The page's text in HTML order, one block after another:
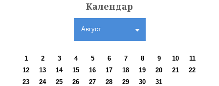
Календар
Август
1 2 3 4 5 6 7 8 9 10
11
12
13 14 15 16 17 18 19 20 21
22
23
24 25 26 27 28 29 30 31